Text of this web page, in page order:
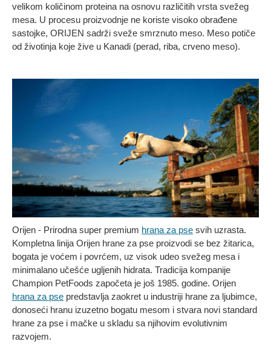
velikom količinom proteina na osnovu različitih vrsta svežeg
mesa. U procesu proizvodnje ne koriste visoko obrađene
sastojke, ORIJEN sadrži sveže smrznuto meso. Meso potiče
od životinja koje žive u Kanadi (perad, riba, crveno meso).
Orijen - Prirodna super premium hrana za pse svih uzrasta.
Kompletna linija Orijen hrane za pse proizvodi se bez žitarica,
bogata je voćem i povrćem, uz visok udeo svežeg mesa i
minimalano učešće ugljenih hidrata. Tradicija kompanije
Champion PetFoods započeta je još 1985. godine. Orijen
hrana za pse predstavlja zaokret u industriji hrane za ljubimce,
donoseći hranu izuzetno bogatu mesom i stvara novi standard
hrane za pse i mačke u skladu sa njihovim evolutivnim
razvojem.